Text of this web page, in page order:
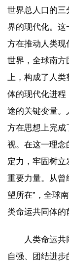
世界总人口的三
界的现代化。这
方在推动人类现
世界，全球南方
上，构成了人
体的现代化进程
途的关键变量。
方在思想上完成
视。在这一理念
定力，牢固树
重要力量。从曾
望所在”，全球
类命运共同体的
人类命运
自强、团结进